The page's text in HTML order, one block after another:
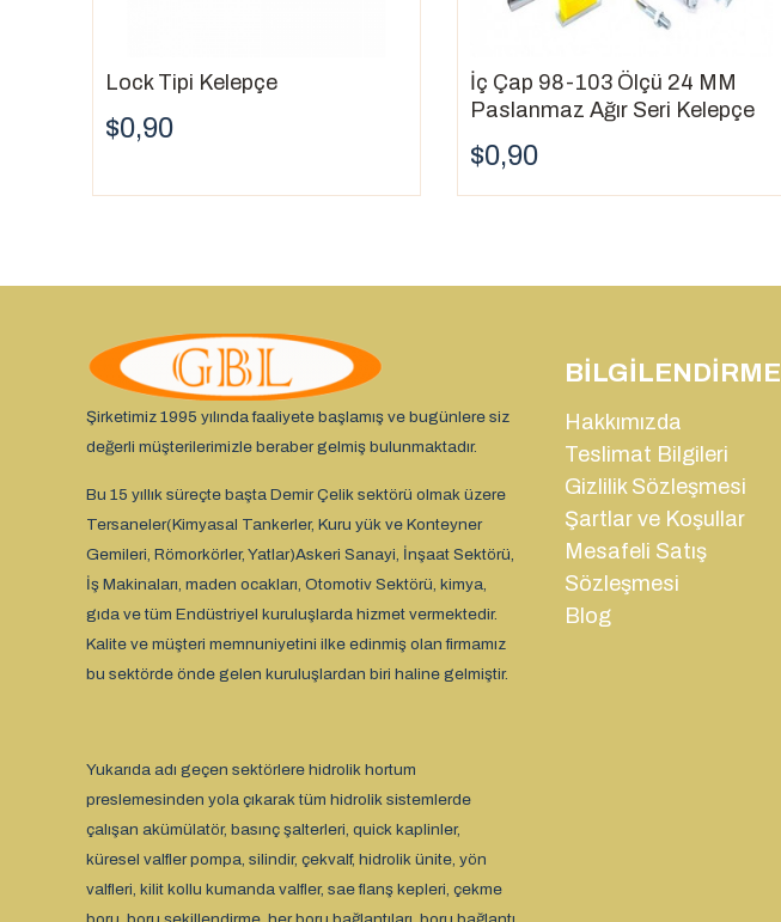
Lock Tipi Kelepçe
$0,90
İç Çap 98-103 Ölçü 24 MM
Paslanmaz Ağır Seri Kelepçe
$0,90
Şirketimiz 1995 yılında faaliyete başlamış ve bugünlere siz
değerli müşterilerimizle beraber gelmiş bulunmaktadır.
Bu 15 yıllık süreçte başta Demir Çelik sektörü olmak üzere
Tersaneler(Kimyasal Tankerler, Kuru yük ve Konteyner
Gemileri, Römorkörler, Yatlar)Askeri Sanayi, İnşaat Sektörü,
İş Makinaları, maden ocakları, Otomotiv Sektörü, kimya,
gıda ve tüm Endüstriyel kuruluşlarda hizmet vermektedir.
Kalite ve müşteri memnuniyetini ilke edinmiş olan firmamız
bu sektörde önde gelen kuruluşlardan biri haline gelmiştir.
Yukarıda adı geçen sektörlere hidrolik hortum
preslemesinden yola çıkarak tüm hidrolik sistemlerde
çalışan akümülatör, basınç şalterleri, quick kaplinler,
küresel valfler pompa, silindir, çekvalf, hidrolik ünite, yön
valfleri, kilit kollu kumanda valfler, sae flanş kepleri, çekme
BILGILENDIRME
Hakkımızda
Teslimat Bilgileri
Gizlilik Sözleşmesi
Şartlar ve Koşullar
Mesafeli Satış
Sözleşmesi
Blog